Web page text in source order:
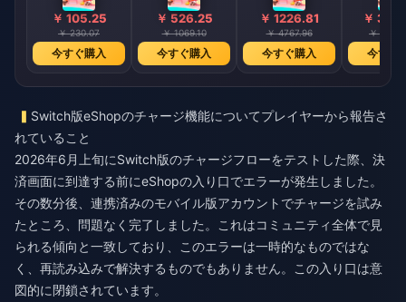
￥ 105.25
￥ 230.07
今すぐ購入
￥ 526.25
￥ 1069.10
今すぐ購入
￥ 1226.81
￥ 4767.96
今すぐ購入
￥
￥
今すぐ
Switch版eShopのチャージ機能についてプレイヤーから報告さ
れていること
2026年6月上旬にSwitch版のチャージフローをテストした際、決
済画面に到達する前にeShopの入り口でエラーが発生しました。
その数分後、連携済みのモバイル版アカウントでチャージを試み
たところ、問題なく完了しました。これはコミュニティ全体で見
られる傾向と一致しており、このエラーは一時的なものではな
く、再読み込みで解決するものでもありません。この入り口は意
図的に閉鎖されています。